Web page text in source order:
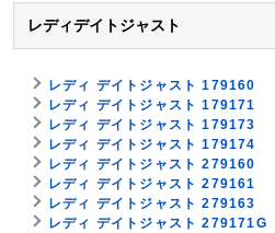
レディデイトジャスト
レディ デイトジャスト 179160
レディ デイトジャスト 179171
レディ デイトジャスト 179173
レディ デイトジャスト 179174
レディ デイトジャスト 279160
レディ デイトジャスト 279161
レディ デイトジャスト 279163
レディ デイトジャスト 279171G